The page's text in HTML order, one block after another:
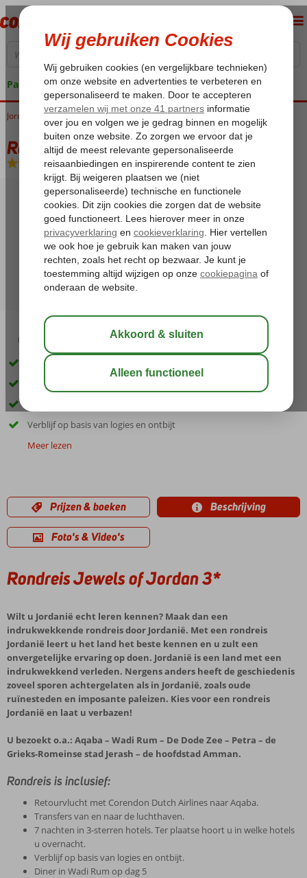
Pakketgarantie
Home
Jordanië Aqaba Rondreis Jewels of Jordan 3*
Rondreis Jewels of Jordan 3*
Logies en ontbijt
04:50 aug 37°C
Unieke 8-daagse rondreis door Jordanië
Bezoek o.a. de Dode Zee, Petra en Wadi Rum
Verblijf op basis van logies en ontbijt
Meer lezen
Prijzen & boeken Beschrijving
Foto's & Video's
Rondreis Jewels of Jordan 3*
Wilt u Jordanië echt leren kennen? Maak dan een
indrukwekkende rondreis door Jordanië. Met een rondreis
Jordanië leert u het land het beste kennen en u zult een
onvergetelijke ervaring op doen. Jordanië is een land met een
indrukwekkend verleden. Nergens anders heeft de geschiedenis
zoveel sporen achtergelaten als in Jordanië, zoals oude
ruïnesteden en imposante paleizen. Kies voor een rondreis
Jordanië en laat u verbazen!
U bezoekt o.a.: Aqaba – Wadi Rum – De Dode Zee – Petra – de
Grieks-Romeinse stad Jerash – de hoofdstad Amman.
Rondreis is inclusief:
Retourvlucht met Corendon Dutch Airlines naar Aqaba.
Transfers van en naar de luchthaven.
7 nachten in 3-sterren hotels. Ter plaatse hoort u in welke hotels
u overnacht.
Verblijf op basis van logies en ontbijt.
Diner in Wadi Rum op dag 5